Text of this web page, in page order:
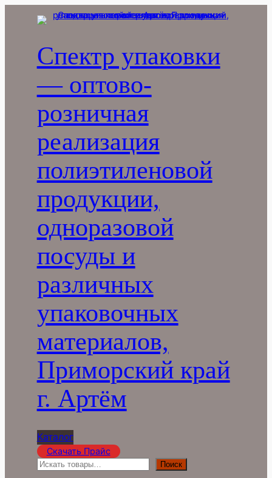
Перейти
Спектр упаковки
— оптово-
розничная
реализация
полиэтиленовой
продукции,
одноразовой
посуды и
различных
упаковочных
материалов,
Приморский край
г. Артём
Каталог
Скачать Прайс
П
Поиск